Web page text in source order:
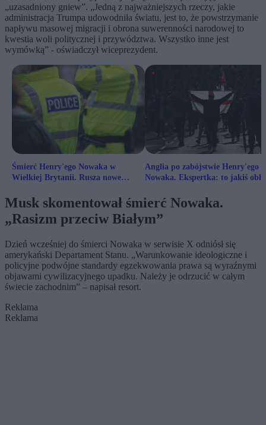
„uzasadniony gniew”. „Jedną z najważniejszych rzeczy, jakie
administracja Trumpa udowodniła światu, jest to, że powstrzymanie
napływu masowej migracji i obrona suwerenności narodowej to
kwestia woli politycznej i przywództwa. Wszystko inne jest
wymówką” - oświadczył wiceprezydent.
Śmierć Henry'ego Nowaka w
Wielkiej Brytanii. Rusza nowe
Anglia po zabójstwie Henry'ego
Nowaka. Ekspertka: to jakiś
Musk skomentował śmierć Nowaka.
„Rasizm przeciw Białym”
Dzień wcześniej do śmierci Nowaka w serwisie X odniósł się
amerykański Departament Stanu. „Warunkowanie ideologiczne i
policyjne podwójne standardy egzekwowania prawa są wyraźnymi
objawami cywilizacyjnego upadku. Należy je odrzucić w całym
świecie zachodnim” – napisał resort.
Reklama
Reklama